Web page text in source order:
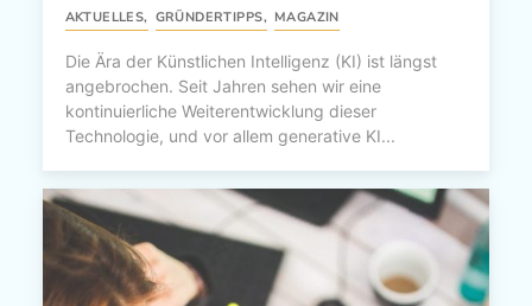
AKTUELLES, GRÜNDERTIPPS, MAGAZIN
Die Ära der Künstlichen Intelligenz (KI) ist längst
angebrochen. Seit Jahren sehen wir eine
kontinuierliche Weiterentwicklung dieser
Technologie, und vor allem generative KI...